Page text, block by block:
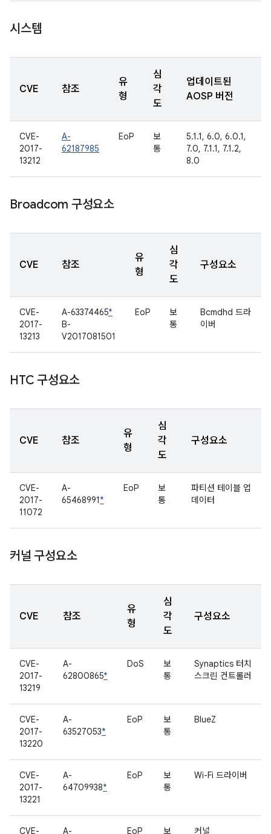
시스템
CVE 참조
유
형
심
각
도
업데이트된
AOSP 버전
CVE-
2017-
13212
A-
62187985
EoP
보
통
5.1.1, 6.0, 6.0.1,
7.0, 7.1.1, 7.1.2,
8.0
Broadcom 구성요소
CVE 참조
유
형
심
각
도
구성요소
CVE-
2017-
13213
A-63374465*
B-
V2017081501
EoP
보
통
Bcmdhd 드라
이버
HTC 구성요소
CVE 참조
유
형
심
각
도
구성요소
CVE-
2017-
11072
A-
65468991*
EoP
보
통
파티션 테이블 업
데이터
커널 구성요소
CVE 참조
유
형
심
각
도
구성요소
CVE-
2017-
13219
A-
62800865*
DoS
보
통
Synaptics 터치
스크린 컨트롤러
CVE-
2017-
13220
A-
63527053*
EoP
보
통
BlueZ
CVE-
2017-
13221
A-
64709938*
EoP
보
통
Wi-Fi 드라이버
CVE- A- EoP 보 커널